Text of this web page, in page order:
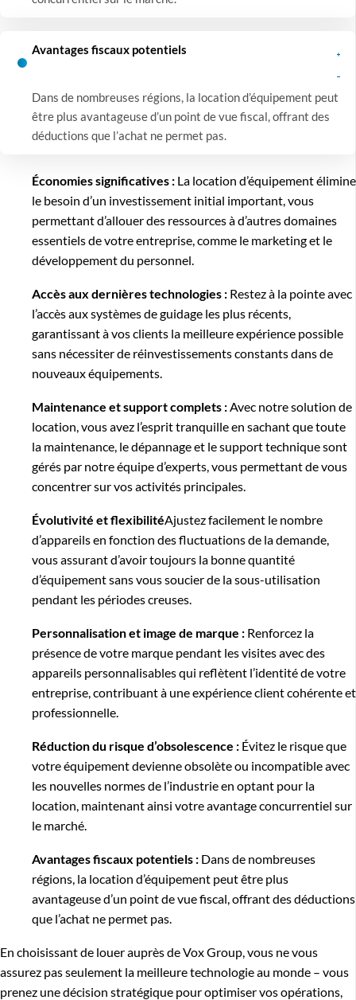
Avantages fiscaux potentiels
Dans de nombreuses régions, la location d’équipement peut
être plus avantageuse d’un point de vue fiscal, offrant des
déductions que l’achat ne permet pas.
Économies significatives : La location d’équipement élimine
le besoin d’un investissement initial important, vous
permettant d’allouer des ressources à d’autres domaines
essentiels de votre entreprise, comme le marketing et le
développement du personnel.
Accès aux dernières technologies : Restez à la pointe avec
l’accès aux systèmes de guidage les plus récents,
garantissant à vos clients la meilleure expérience possible
sans nécessiter de réinvestissements constants dans de
nouveaux équipements.
Maintenance et support complets :Avec notre solution de
location, vous avez l’esprit tranquille en sachant que toute
la maintenance, le dépannage et le support technique sont
gérés par notre équipe d’experts, vous permettant de vous
concentrer sur vos activités principales.
Évolutivité et flexibilitéAjustez facilement le nombre
d’appareils en fonction des fluctuations de la demande,
vous assurant d’avoir toujours la bonne quantité
d’équipement sans vous soucier de la sous-utilisation
pendant les périodes creuses.
Personnalisation et image de marque : Renforcez la
présence de votre marque pendant les visites avec des
appareils personnalisables qui reflètent l’identité de votre
entreprise, contribuant à une expérience client cohérente et
professionnelle.
Réduction du risque d’obsolescence : Évitez le risque que
votre équipement devienne obsolète ou incompatible avec
les nouvelles normes de l’industrie en optant pour la
location, maintenant ainsi votre avantage concurrentiel sur
le marché.
Avantages fiscaux potentiels : Dans de nombreuses
régions, la location d’équipement peut être plus
avantageuse d’un point de vue fiscal, offrant des déductions
que l’achat ne permet pas.
En choisissant de louer auprès de Vox Group, vous ne vous
assurez pas seulement la meilleure technologie au monde – vous
prenez une décision stratégique pour optimiser vos opérations,